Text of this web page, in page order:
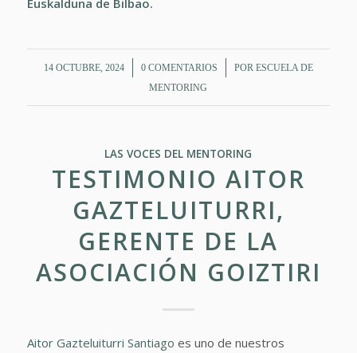
14 OCTUBRE, 2024
/ 0 COMENTARIOS
/ POR ESCUELA DE
MENTORING
LAS VOCES DEL MENTORING
TESTIMONIO AITOR
GAZTELUITURRI,
GERENTE DE LA
ASOCIACIÓN GOIZTIRI
Aitor Gazteluiturri Santiago es uno de nuestros